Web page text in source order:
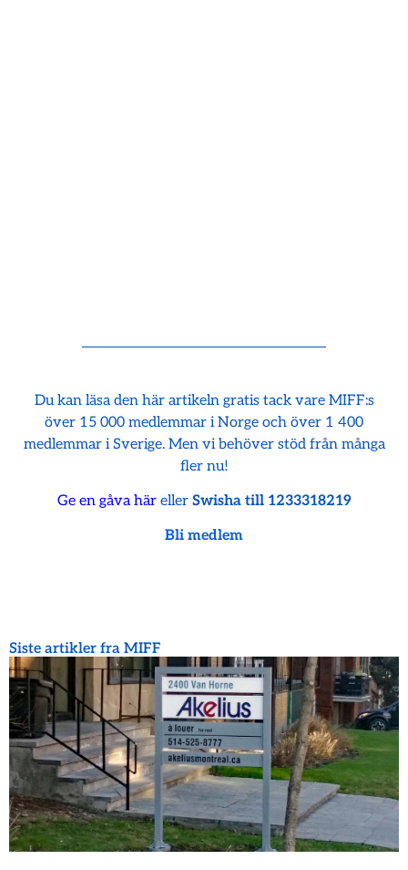
Du kan läsa den här artikeln gratis tack vare MIFF:s
över 15 000 medlemmar i Norge och över 1 400
medlemmar i Sverige. Men vi behöver stöd från många
fler nu!
Ge en gåva häreller Swisha till 1233318219
Bli medlem
Siste artikler fra MIFF